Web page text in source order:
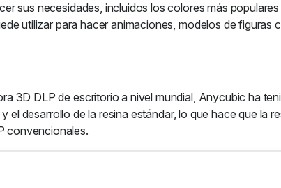
sus necesidades, incluidos los colores más
utilizar para hacer animaciones, modelos de figuras
3D DLP de escritorio a nivel mundial, Anycubic ha
el desarrollo de la resina estándar, lo que hace que la
convencionales.